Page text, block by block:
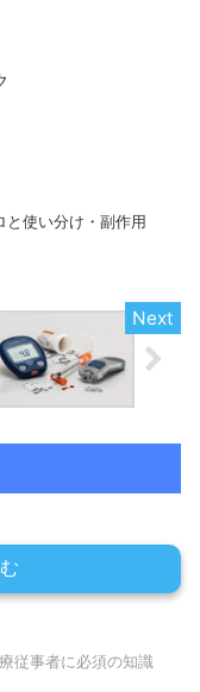
と使い分け・副作用
従事者に必須の知識